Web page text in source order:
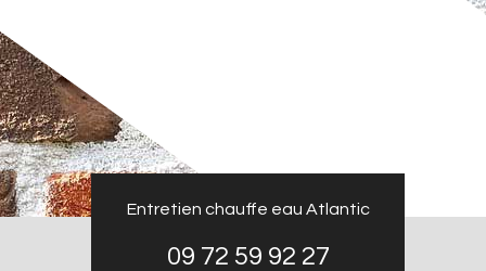
Entretien chauffe eau Atlantic
09 72 59 92 27